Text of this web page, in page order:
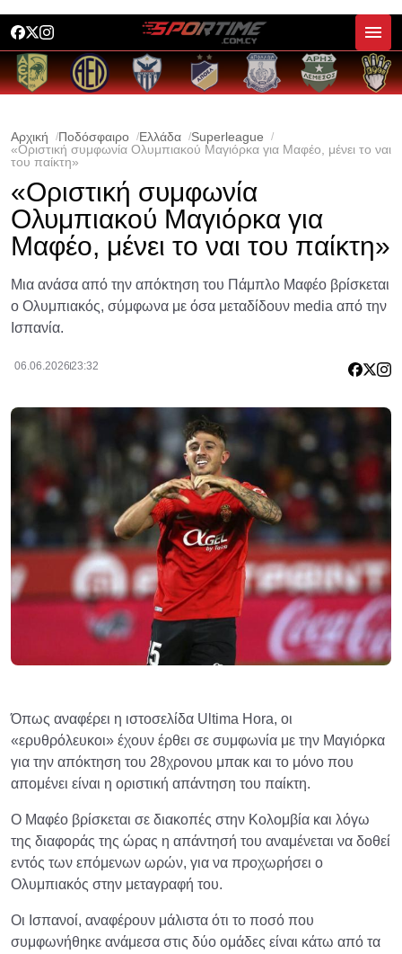
Αρχική Ποδόσφαιρο Ελλάδα
Superleague
«Οριστική συμφωνία Ολυμπιακού Μαγιόρκα για Μαφέο, μένει το ναι
του παίκτη»
«Οριστική συμφωνία
Ολυμπιακού Μαγιόρκα για
Μαφέο, μένει το ναι του παίκτη»
Μια ανάσα από την απόκτηση του Πάμπλο Μαφέο βρίσκεται
ο Ολυμπιακός, σύμφωνα με όσα μεταδίδουν media από την
Ισπανία.
06.06.202623:32
Όπως αναφέρει η ιστοσελίδα Ultima Hora, οι
«ερυθρόλευκοι» έχουν έρθει σε συμφωνία με την Μαγιόρκα
για την απόκτηση του 28χρονου μπακ και το μόνο που
απομένει είναι η οριστική απάντηση του παίκτη.
Ο Μαφέο βρίσκεται σε διακοπές στην Κολομβία και λόγω
της διαφοράς της ώρας η απάντησή του αναμένεται να δοθεί
εντός των επόμενων ωρών, για να προχωρήσει ο
Ολυμπιακός στην μεταγραφή του.
Οι Ισπανοί, αναφέρουν μάλιστα ότι το ποσό που
συμφωνήθηκε ανάμεσα στις δύο ομάδες είναι κάτω από τα